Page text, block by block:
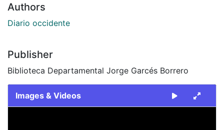
Authors
Diario occidente
Publisher
Biblioteca Departamental Jorge Garcés Borrero
Images & Videos